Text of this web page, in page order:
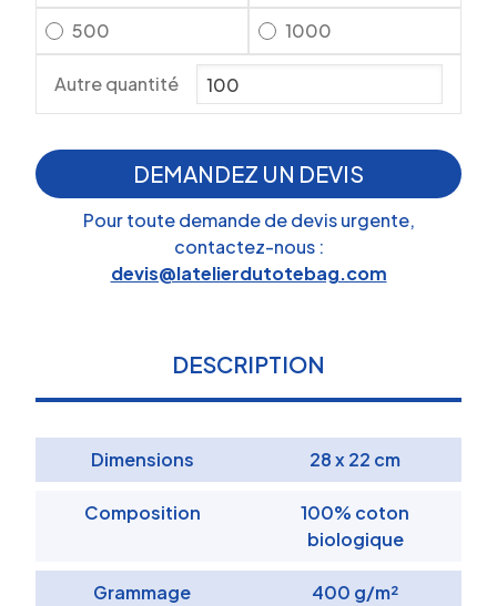
500
1000
Autre quantité
DEMANDEZ UN DEVIS
Pour toute demande de devis urgente,
contactez-nous :
devis@latelierdutotebag.com
DESCRIPTION
Dimensions 28 x 22 cm
Composition
100% coton
biologique
Grammage 400 g/m²